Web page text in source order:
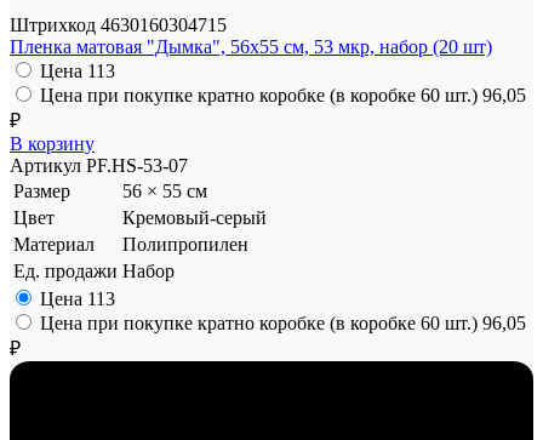
Штрихкод 4630160304715
Пленка матовая "Дымка", 56x55 см, 53 мкр, набор (20 шт)
Цена 113
Цена при покупке кратно коробке (в коробке 60 шт.) 96,05
₽
В корзину
Артикул PF.HS-53-07
Размер
56 × 55 см
Цвет
Кремовый-серый
Материал
Полипропилен
Ед. продажи Набор
Цена 113
Цена при покупке кратно коробке (в коробке 60 шт.) 96,05
₽